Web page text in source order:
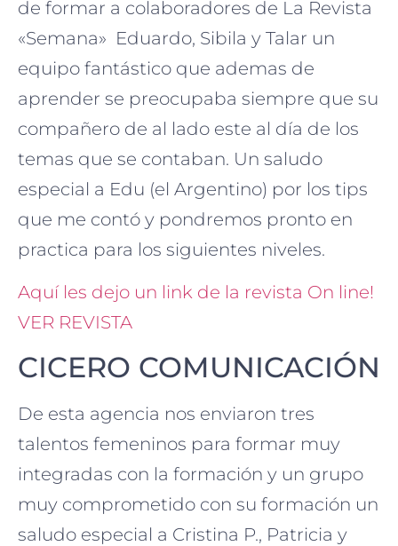
de formar a colaboradores de La Revista
«Semana» Eduardo, Sibila y Talar un
equipo fantástico que ademas de
aprender se preocupaba siempre que su
compañero de al lado este al día de los
temas que se contaban. Un saludo
especial a Edu (el Argentino) por los tips
que me contó y pondremos pronto en
practica para los siguientes niveles.
Aquí les dejo un link de la revista On line!
VER REVISTA
CICERO COMUNICACIÓN
De esta agencia nos enviaron tres
talentos femeninos para formar muy
integradas con la formación y un grupo
muy comprometido con su formación un
saludo especial a Cristina P., Patricia y